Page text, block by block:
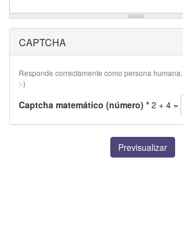
CAPTCHA
Responde correctamente como persona
:-)
Captcha matemático (número) * 2 + 4 =
Previsualizar